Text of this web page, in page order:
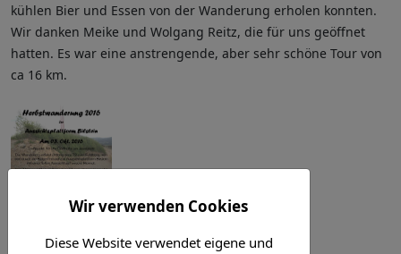
kühlen Bier und Essen von der Wanderung erholen konnten.
Wir danken Meike und Wolgang Reitz, die für uns geöffnet
hatten. Es war eine anstrengende, aber sehr schöne Tour von
ca 16 km.
Wir verwenden Cookies
Diese Website verwendet eigene und